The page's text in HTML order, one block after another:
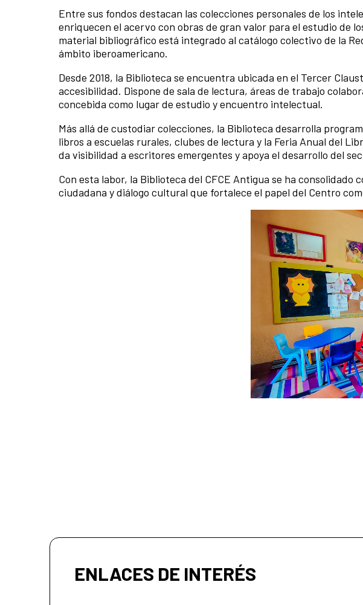
Entre sus fondos destacan las colecciones personales de los
enriquecen el acervo con obras de gran valor para el estudio de
material bibliográfico está integrado al catálogo colectivo de la
ámbito iberoamericano.
Desde 2018, la Biblioteca se encuentra ubicada en el Tercer
accesibilidad. Dispone de sala de lectura, áreas de trabajo
concebida como lugar de estudio y encuentro intelectual.
Más allá de custodiar colecciones, la Biblioteca desarrolla
libros a escuelas rurales, clubes de lectura y la Feria Anual del
da visibilidad a escritores emergentes y apoya el desarrollo del
Con esta labor, la Biblioteca del CFCE Antigua se ha
ciudadana y diálogo cultural que fortalece el papel del Centro
ENLACES DE INTERÉS